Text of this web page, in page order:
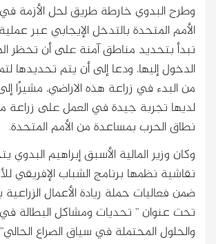
وطرح البدوي خارطة طريق لحل الأزمة في
الأمم المتحدة بالتدخل الإيجابي عبر
تبدأ بتحديد مناطق آمنة على أن تحظر
الدخول إليها، ودعا إلى أن يتم تحديدها
من البدء في زراعة هذه الاراضي، مشيرًا
لديها تجربة جيدة في العمل على زراعة
نطاق الحرب بمساعدة من الأمم المتحدة.
وكان وزير المالية الأسبق إبراهيم
نقاشية نظمها برنامج الشباب الإفريقي
ضمن فعاليات حملة ريادة الأعمال
تحت عنوان ” تحديات ومشاكل البطالة
والحلول المحتملة في سياق الصراع